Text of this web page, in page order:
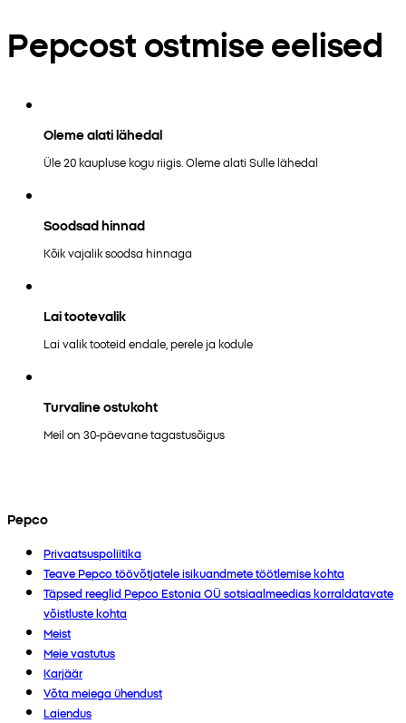
Pepcost ostmise eelised
Oleme alati lähedal
Üle 20 kaupluse kogu riigis. Oleme alati Sulle lähedal
Soodsad hinnad
Kõik vajalik soodsa hinnaga
Lai tootevalik
Lai valik tooteid endale, perele ja kodule
Turvaline ostukoht
Meil on 30-päevane tagastusõigus
Pepco
Privaatsuspoliitika
Teave Pepco töövõtjatele isikuandmete töötlemise kohta
Täpsed reeglid Pepco Estonia OÜ sotsiaalmeedias korraldatavate
võistluste kohta
Meist
Meie vastutus
Karjäär
Võta meiega ühendust
Laiendus